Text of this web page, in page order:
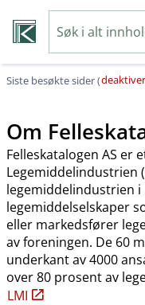
Siste besøkte sider (deaktiver
Om
Felleskatalogen AS er
Legemiddelindustrien
legemiddelindustrien i
legemiddelselskaper
eller markedsfører
av foreningen. De 60
underkant av 4000
over 80 prosent av
LMI